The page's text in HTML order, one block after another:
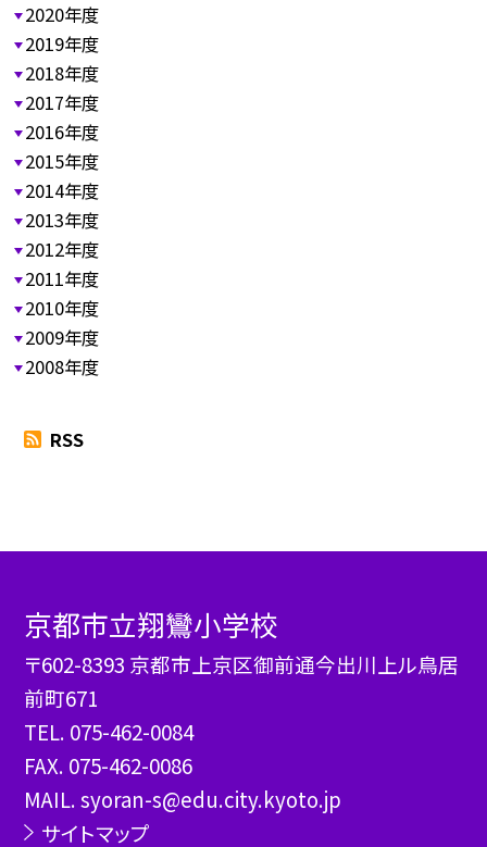
2020年度
2019年度
2018年度
2017年度
2016年度
2015年度
2014年度
2013年度
2012年度
2011年度
2010年度
2009年度
2008年度
RSS
京都市立翔鸞小学校
〒602-8393 京都市上京区御前通今出川上ル鳥居
前町671
TEL. 075-462-0084
FAX. 075-462-0086
MAIL. syoran-s@edu.city.kyoto.jp
サイトマップ